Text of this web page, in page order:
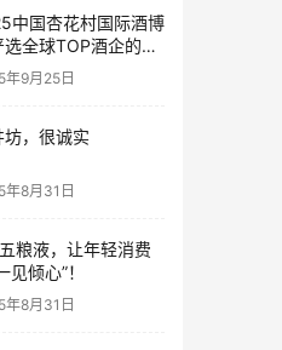
中国杏花村国际酒博
选全球TOP酒企的底
在？
年9月25日
坊，很诚实
年8月31日
粮液，让年轻消费
见倾心”！
年8月31日